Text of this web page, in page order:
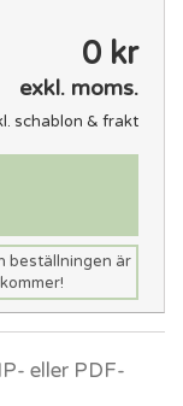
0 kr
exkl. moms.
schablon & frakt
beställningen är
eller PDF-